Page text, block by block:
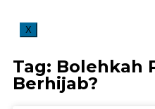
X
Tag: Bolehkah
Berhijab?